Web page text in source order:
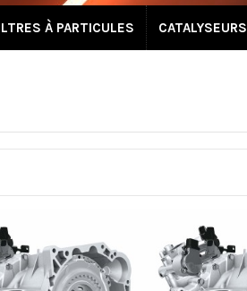
À PARTICULES CATALYSEURS